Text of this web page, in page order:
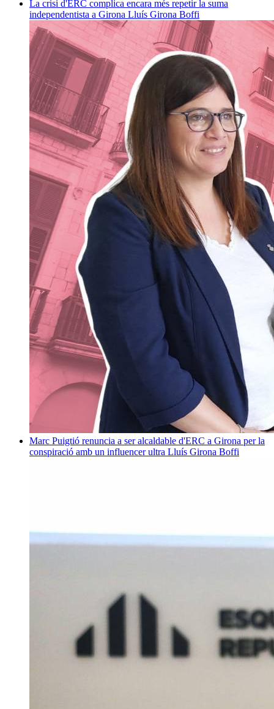
La crisi d'ERC complica encara més repetir la suma
independentista a Girona Lluís Girona Boffi
Marc Puigtió renuncia a ser alcaldable d'ERC a Girona per la
conspiració amb un influencer ultra Lluís Girona Boffi